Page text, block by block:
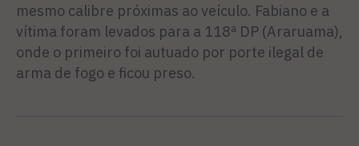
mesmo calibre próximas ao veículo. Fabiano e a
vítima foram levados para a 118ª DP (Araruama),
onde o primeiro foi autuado por porte ilegal de
arma de fogo e ficou preso.